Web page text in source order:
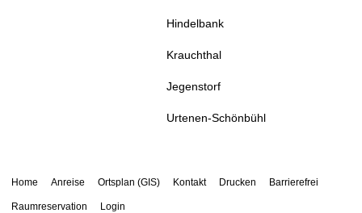
Hindelbank
Krauchthal
Jegenstorf
Urtenen-Schönbühl
Home Anreise Ortsplan (GIS) Kontakt Drucken Barrierefrei
Raumreservation Login